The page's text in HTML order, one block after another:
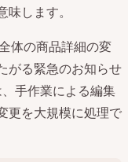
します。
体の商品詳細の変
がる緊急のお知らせ
手作業による編集
更を大規模に処理で